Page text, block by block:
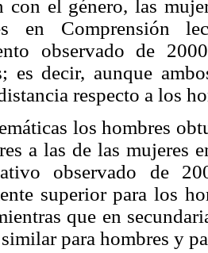
con el género, las
en Comprensión
observado de
es decir, aunque
respecto a los
los hombres
a las de las mujeres
observado de
superior para los
que en
para hombres y